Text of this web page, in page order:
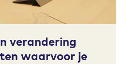
verandering
waarvoor je